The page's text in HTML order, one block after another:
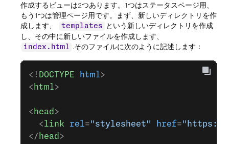
作成するビューは2つあります。1つはステータスページ用、
もう1つは管理ページ用です。まず、新しいディレクトリを作
成します、
templates
という新しいディレクトリを作成
し、その中に新しいファイルを作成します、
index.html .そのファイルに次のように記述します：
<! DOCTYPE html>
< html>
< head >
  <
link rel="stylesheet" href="https://
</ head >